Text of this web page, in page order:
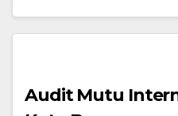
Audit Mutu